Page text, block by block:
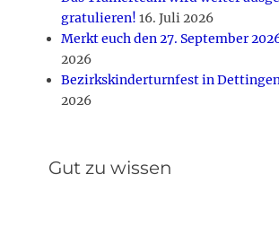
gratulieren! 16. Juli 2026
Merkt euch den 27. September
2026
Bezirkskinderturnfest in
2026
Gut zu wissen